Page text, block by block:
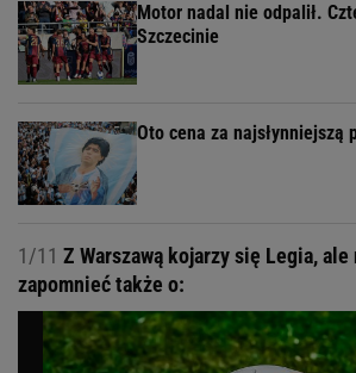
Motor nadal nie odpalił.
Szczecinie
Oto cena za najsłynniejszą
1/11 Z Warszawą kojarzy się Legia,
zapomnieć także o: